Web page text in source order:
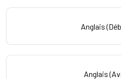
Anglais
Anglais